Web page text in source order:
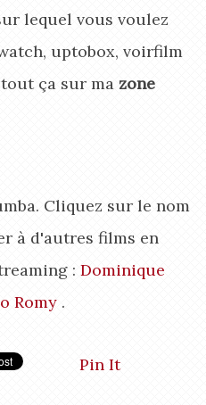
lequel vous voulez
uptobox, voirfilm
ça sur ma zone
Cliquez sur le nom
à d'autres films en
: Dominique
Romy.
Pin It